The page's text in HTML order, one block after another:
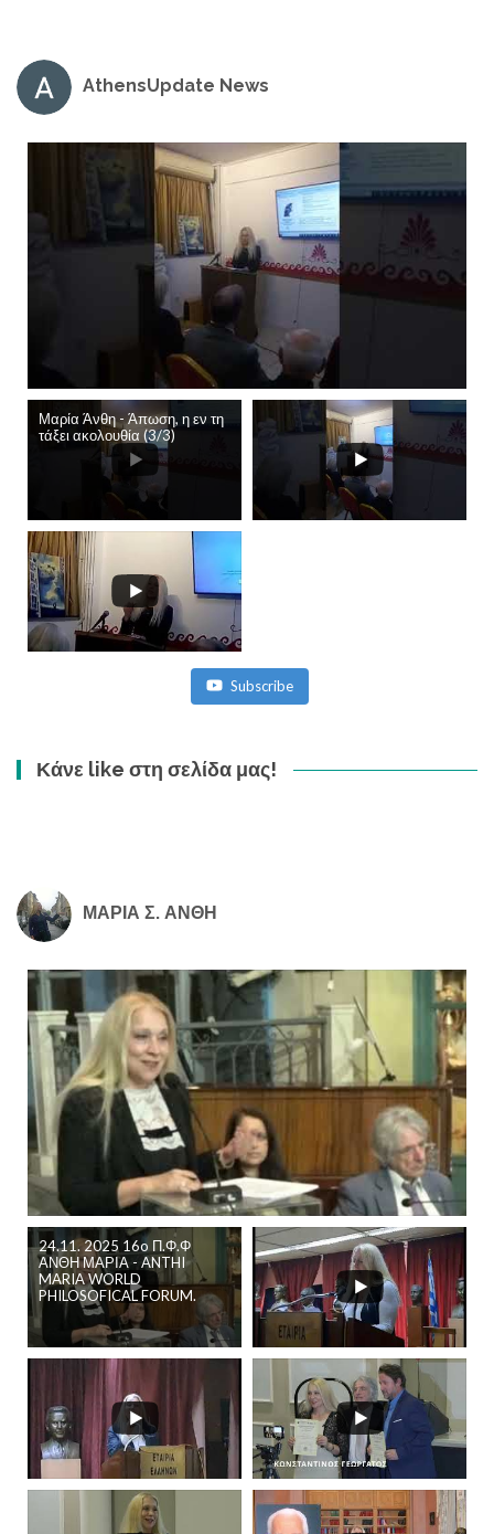
AthensUpdate News
Μαρία Άνθη - Άπωση, η εν τη
τάξει ακολουθία (3/3)
Subscribe
Κάνε like στη σελίδα μας!
ΜΑΡΙΑ Σ. ΑΝΘΗ
24.11. 2025 16o Π.Φ.Φ
ΑΝΘΗ ΜΑΡΙΑ - ANTHI
MARIA WORLD
PHILOSOFICAL FORUM.